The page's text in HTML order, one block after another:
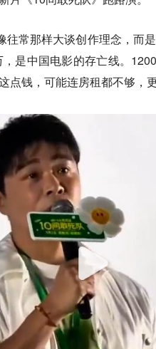
常那样大谈创作理念，而
是中国电影的存亡线。
点钱，可能连房租都不够，